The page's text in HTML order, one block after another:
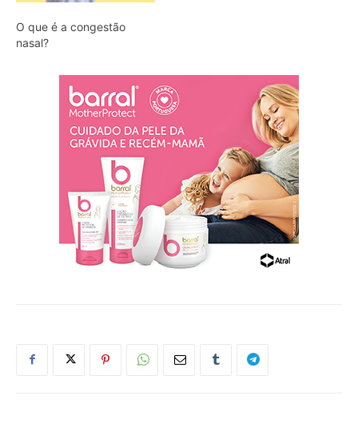
O que é a congestão
nasal?